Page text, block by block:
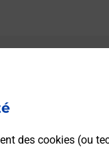
des cookies (ou